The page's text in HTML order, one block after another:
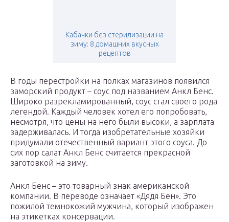
Кабачки без стерилизации на
зиму: 8 домашних вкусных
рецептов
В годы перестройки на полках магазинов появился
заморский продукт – соус под названием Анкл Бенс.
Широко разрекламированный, соус стал своего рода
легендой. Каждый человек хотел его попробовать,
несмотря, что цены на него были высоки, а зарплата
задерживалась. И тогда изобретательные хозяйки
придумали отечественный вариант этого соуса. До
сих пор салат Анкл Бенс считается прекрасной
заготовкой на зиму.
Анкл Бенс – это товарный знак американской
компании. В переводе означает «Дядя Бен». Это
пожилой темнокожий мужчина, который изображен
на этикетках консервации.